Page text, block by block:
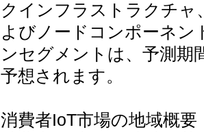
クインフラストラクチャ
よびノー​​ドコンポーネン
ンセグメントは、予測期
予想されます。
消費者IoT市場の地域概要